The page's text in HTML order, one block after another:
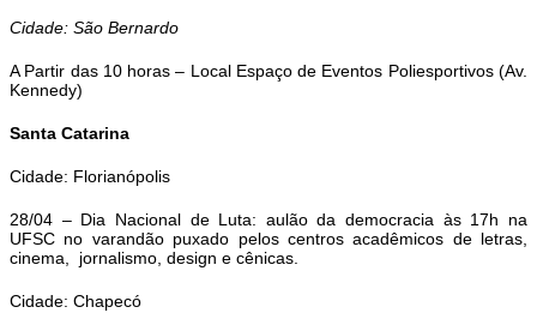
Cidade: São Bernardo
A Partir das 10 horas – Local Espaço de Eventos Poliesportivos (Av.
Kennedy)
Santa Catarina
Cidade: Florianópolis
28/04 – Dia Nacional de Luta: aulão da democracia às 17h na
UFSC no varandão puxado pelos centros acadêmicos de letras,
cinema, jornalismo, design e cênicas.
Cidade: Chapecó